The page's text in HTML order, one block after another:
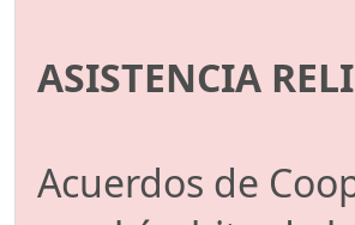
ASISTENCIA
Acuerdos de